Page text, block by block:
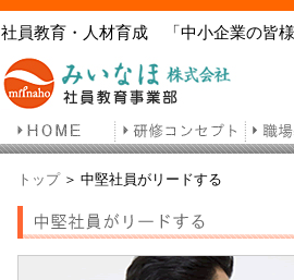
社員教育・人材育成 「中小企業の皆
トップ＞ 中堅社員がリードする